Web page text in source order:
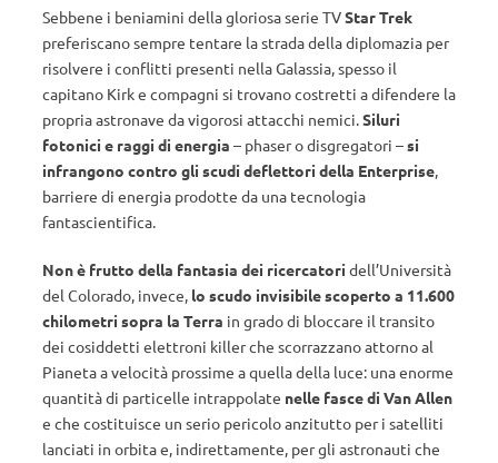
Sebbene i beniamini della gloriosa serie TVStar Trek
preferiscano sempre tentare la strada della diplomazia per
risolvere i conflitti presenti nella Galassia, spesso il
capitano Kirk e compagni si trovano costretti a difendere la
propria astronave da vigorosi attacchi nemici.Siluri
fotonici e raggi di energia – phaser o disgregatori –si
infrangono contro gli scudi deflettori della Enterprise,
barriere di energia prodotte da una tecnologia
fantascientifica.
Non è frutto della fantasia dei ricercatori dell’Università
del Colorado, invece, lo scudo invisibile scoperto a 11.600
chilometri sopra la Terra in grado di bloccare il transito
dei cosiddetti elettroni killer che scorrazzano attorno al
Pianeta a velocità prossime a quella della luce: una enorme
quantità di particelle intrappolate nelle fasce di Van Allen
e che costituisce un serio pericolo anzitutto per i satelliti
lanciati in orbita e, indirettamente, per gli astronauti che